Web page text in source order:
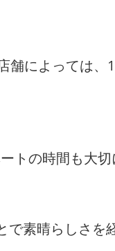
によっては、
トの時間も大切
で素晴らしさを